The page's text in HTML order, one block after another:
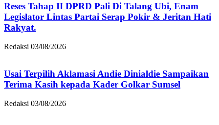
Reses Tahap II DPRD Pali Di Talang Ubi, Enam
Legislator Lintas Partai Serap Pokir & Jeritan Hati
Rakyat.
Redaksi 03/08/2026
Usai Terpilih Aklamasi Andie Dinialdie Sampaikan
Terima Kasih kepada Kader Golkar Sumsel
Redaksi 03/08/2026